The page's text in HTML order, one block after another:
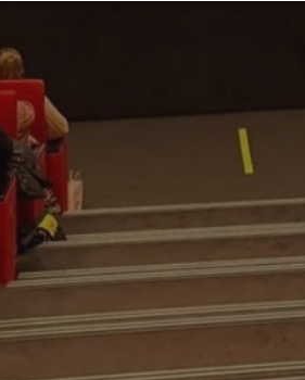
Niezbędne Wydajność
Wydajność
Niezbędne pliki cookie umożliwiają korzystanie z
zarządzanie kontem. Bez niezbędnych plików
Nazwa Provider/Domena
QeSessID
piekaryslaskie.com.pl